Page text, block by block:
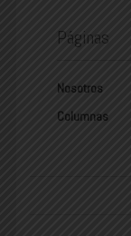
Páginas
Nosotros
Columnas